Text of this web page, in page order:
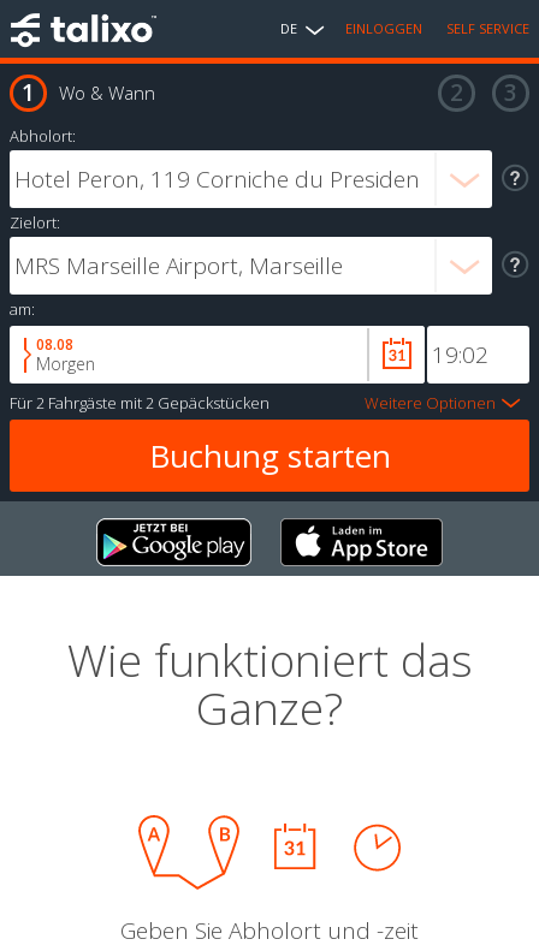
DE EINLOGGEN SELF SERVICE
Wo & Wann
Abholort:
Zielort:
am:
08.08
Morgen
Für2 Fahrgäste mit2 Gepäckstücken Weitere Optionen
Wie funktioniert das
Ganze?
Geben Sie Abholort und -zeit